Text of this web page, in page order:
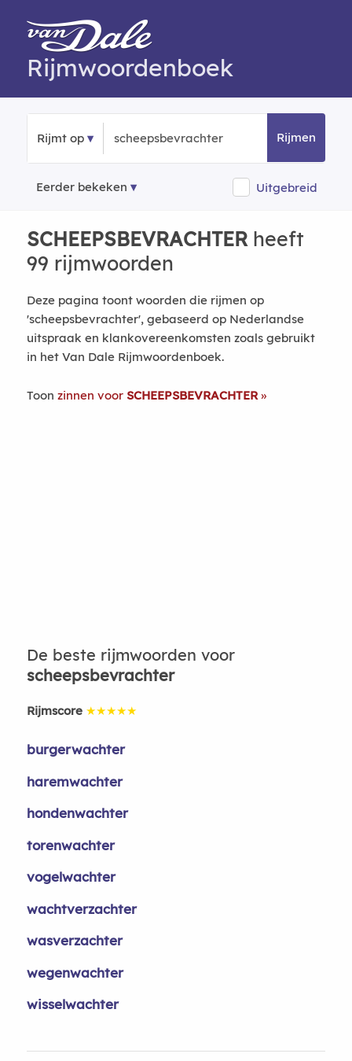
Rijmwoordenboek
Rijmt op Rijmen
Eerder bekeken Uitgebreid
SCHEEPSBEVRACHTERheeft
99 rijmwoorden
Deze pagina toont woorden die rijmen op
'scheepsbevrachter', gebaseerd op Nederlandse
uitspraak en klankovereenkomsten zoals gebruikt
in het Van Dale Rijmwoordenboek.
Toon zinnen voor SCHEEPSBEVRACHTER
De beste rijmwoorden voor
scheepsbevrachter
Rijmscore ★★★★★
burgerwachter
haremwachter
hondenwachter
torenwachter
vogelwachter
wachtverzachter
wasverzachter
wegenwachter
wisselwachter